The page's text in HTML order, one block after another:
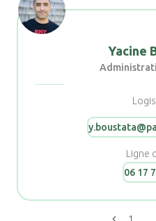
Yacine
Ligne
06 17